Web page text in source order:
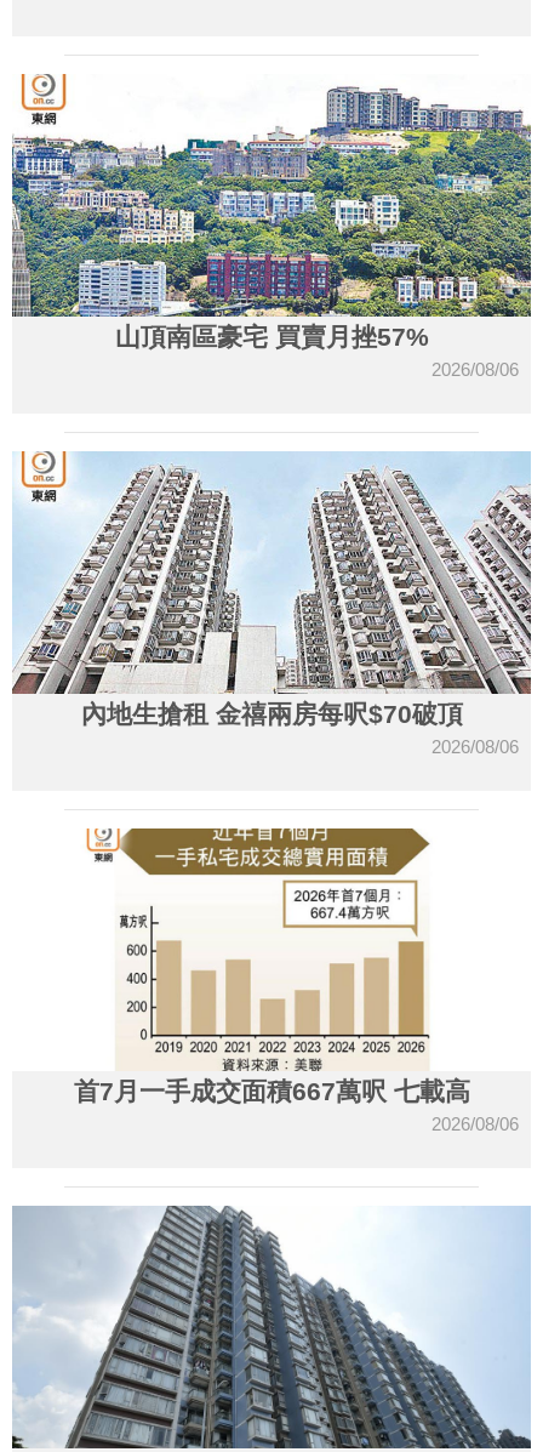
山頂南區豪宅 買賣月挫57%
2026/08/06
內地生搶租 金禧兩房每呎$70破頂
2026/08/06
首7月一手成交面積667萬呎 七載高
2026/08/06